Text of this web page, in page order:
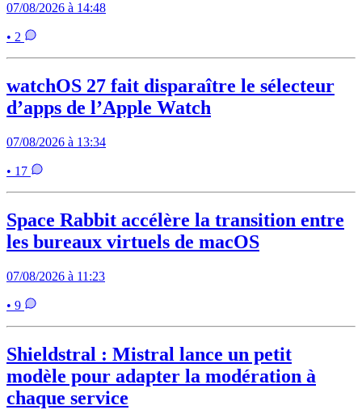
07/08/2026 à 14:48
• 2
watchOS 27 fait disparaître le sélecteur
d’apps de l’Apple Watch
07/08/2026 à 13:34
• 17
Space Rabbit accélère la transition entre
les bureaux virtuels de macOS
07/08/2026 à 11:23
• 9
Shieldstral : Mistral lance un petit
modèle pour adapter la modération à
chaque service